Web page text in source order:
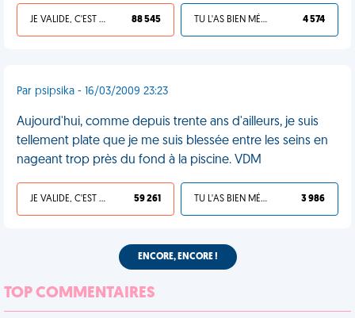
JE VALIDE, C'EST UNE VDM 88 545 TU L'AS BIEN MÉRITÉ 4 574
Par psipsika - 16/03/2009 23:23
Aujourd'hui, comme depuis trente ans d'ailleurs, je suis
tellement plate que je me suis blessée entre les seins en
nageant trop près du fond à la piscine. VDM
JE VALIDE, C'EST UNE VDM 59 261 TU L'AS BIEN MÉRITÉ 3 986
ENCORE, ENCORE !
TOP COMMENTAIRES